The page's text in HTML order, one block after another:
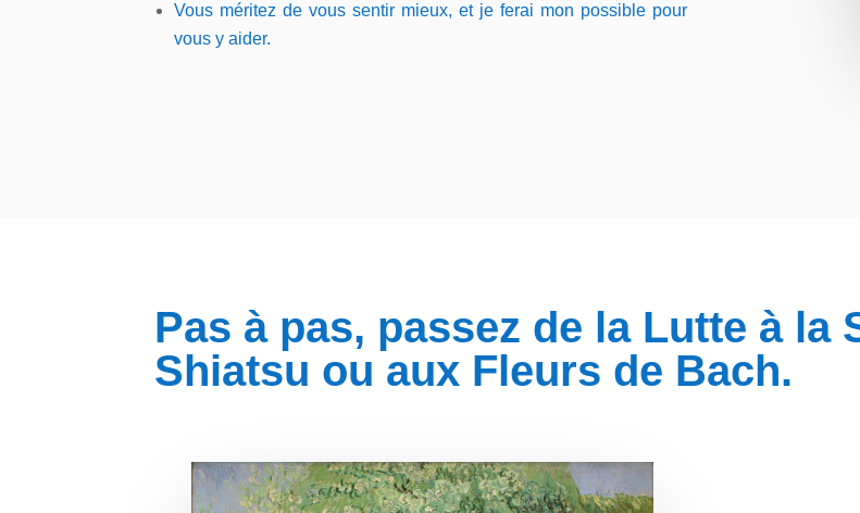
Vous méritez de vous sentir mieux, et je ferai mon possible pour
vous y aider.
Pas à pas, passez de la Lutte à la
Shiatsu ou aux Fleurs de Bach.